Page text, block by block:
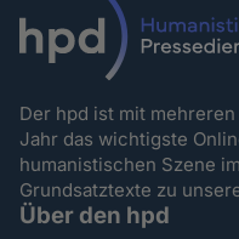
Der hpd ist mit
Jahr das wichtigste
humanistischen Szene
Grundsatztexte zu
Über den hpd